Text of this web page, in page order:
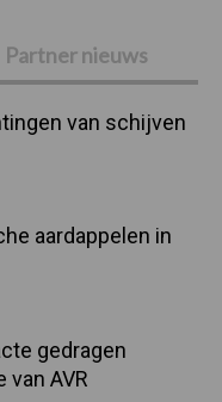
Partner nieuws
van schijven
aardappelen in
gedragen
AVR